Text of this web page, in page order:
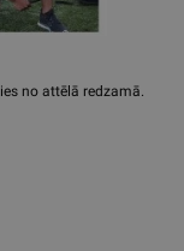
no attēlā redzamā.